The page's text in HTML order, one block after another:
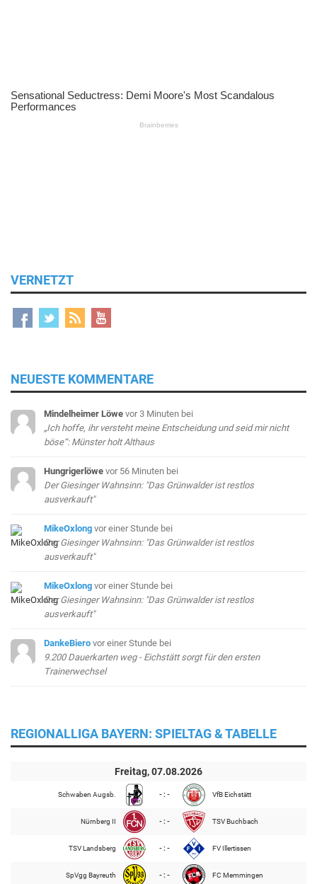
VERNETZT
NEUESTE KOMMENTARE
Mindelheimer Löwe vor 3 Minuten bei
„Ich hoffe, ihr versteht meine Entscheidung und seid mir nicht
böse“: Münster holt Althaus
Hungrigerlöwe vor 56 Minuten bei
Der Giesinger Wahnsinn: "Das Grünwalder ist restlos
ausverkauft"
MikeOxlong vor einer Stunde bei
Der Giesinger Wahnsinn: "Das Grünwalder ist restlos
ausverkauft"
MikeOxlong vor einer Stunde bei
Der Giesinger Wahnsinn: "Das Grünwalder ist restlos
ausverkauft"
DankeBiero vor einer Stunde bei
9.200 Dauerkarten weg - Eichstätt sorgt für den ersten
Trainerwechsel
REGIONALLIGA BAYERN: SPIELTAG & TABELLE
Freitag, 07.08.2026
Schwaben Augsb. - : - VfB Eichstätt
Nürnberg II - : - TSV Buchbach
TSV Landsberg - : - FV Illertissen
SpVgg Bayreuth - : - FC Memmingen